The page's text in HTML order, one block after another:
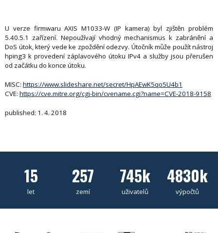
U verze firmwaru AXIS M1033-W (IP kamera) byl zjištěn problém
5.40.5.1 zařízení. Nepoužívají vhodný mechanismus k zabránění a
DoS útok, který vede ke zpoždění odezvy. Útočník může použít nástroj
hping3 k provedení záplavového útoku IPv4 a služby jsou přerušen
od začátku do konce útoku.
MISC: https://www.slideshare.net/secret/HpAEwK5qo5U4b1
CVE: https://cve.mitre.org/cgi-bin/cvename.cgi?name=CVE-2018-9158
published: 1. 4. 2018
15
let
257
zemí
745k
uživatelů
4830k
výpočtů